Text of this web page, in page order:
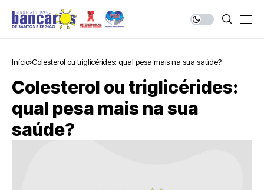
Início Colesterol ou triglicérides: qual pesa mais na sua saúde?
Colesterol ou triglicérides:
qual pesa mais na sua
saúde?